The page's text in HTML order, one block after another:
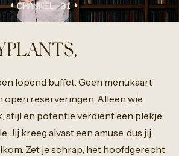
CHANNEL 01
lopend buffet. Geen menukaart
open reserveringen. Alleen wie
stijl en potentie verdienteen plekje
Jij kreeg alvasteen amuse, dus jij
Zet je schrap; het hoofdgerecht